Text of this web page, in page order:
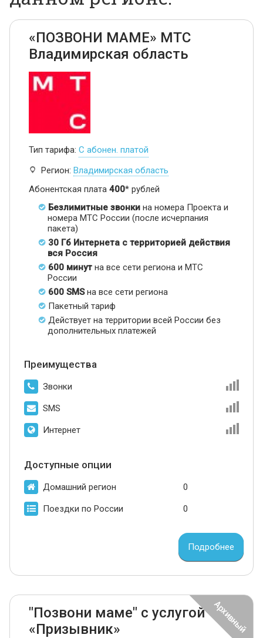
«ПОЗВОНИ МАМЕ» МТС
Владимирская область
Тип тарифа: С абонен. платой
Регион: Владимирская область
Абонентская плата 400* рублей
Безлимитные звонки на номера Проекта и
номера МТС России (после исчерпания
пакета)
30 Гб Интернета с территорией действия
вся Россия
600 минут на все сети региона и МТС
России
600 SMSна все сети региона
Пакетный тариф
Действует на территории всей России без
дополнительных платежей
Преимущества
Звонки
SMS
Интернет
Доступные опции
Домашний регион 0
Поездки по России 0
Подробнее
"Позвони маме" с услугой
«Призывник»